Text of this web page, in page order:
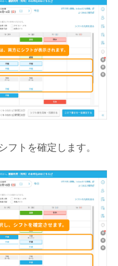
トを確定します。